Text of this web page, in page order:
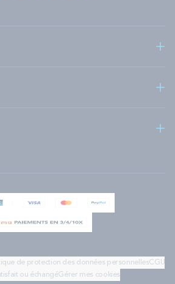
de protection des données personnellesCGU
ou échangéGérer mes cookies